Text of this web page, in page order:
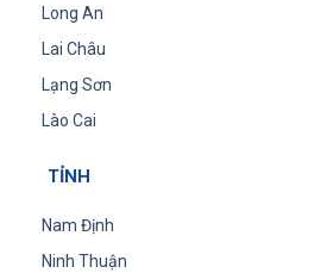
Long An
Lai Châu
Lạng Sơn
Lào Cai
TỈNH
Nam Định
Ninh Thuận